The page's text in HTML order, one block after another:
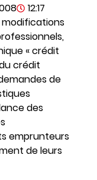
12:17
modifications
« crédit
crédit
de
des
emprunteurs
de leurs